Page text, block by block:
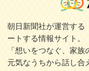
朝日新聞社が運営する
ートする情報サイト。
「想いをつなぐ、家族
元気なうちから話し合